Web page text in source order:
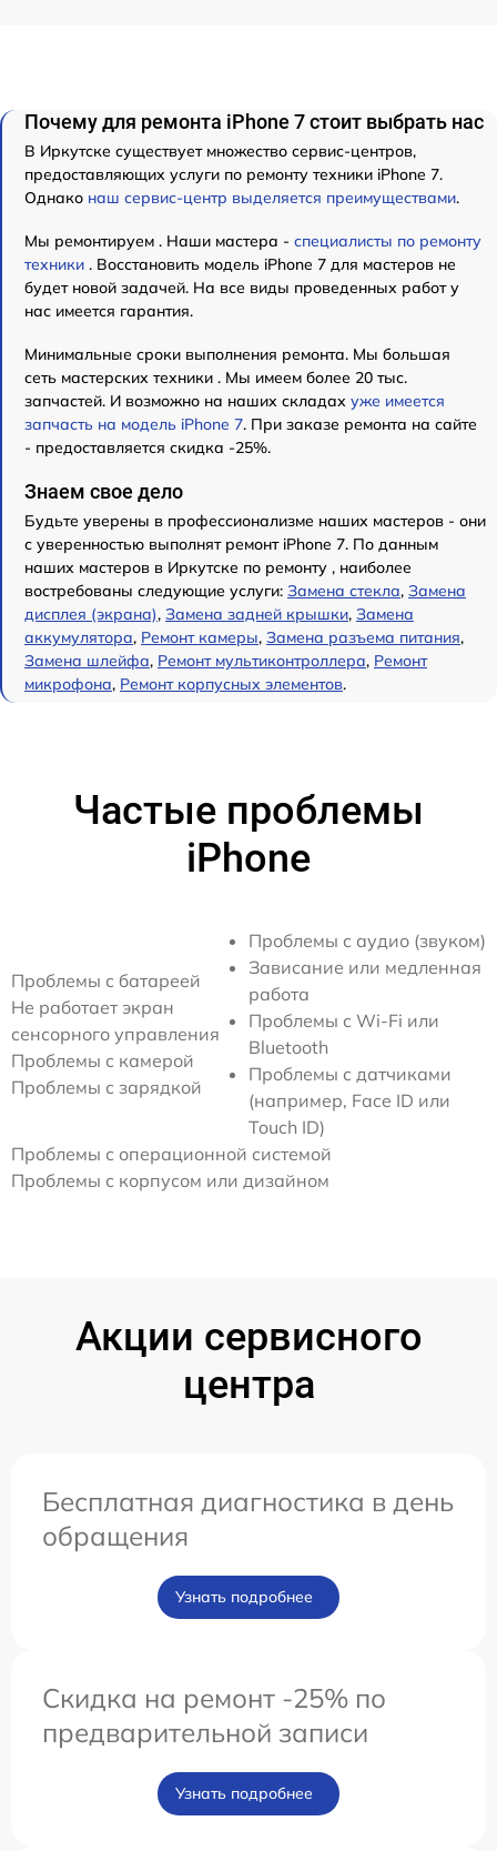
Почему для ремонта iPhone 7 стоит выбрать нас
В Иркутске существует множество сервис-центров,
предоставляющих услуги по ремонту техники iPhone 7.
Однако наш сервис-центр выделяется преимуществами.
Мы ремонтируем . Наши мастера - специалисты по ремонту
техники . Восстановить модель iPhone 7 для мастеров не
будет новой задачей. На все виды проведенных работ у
нас имеется гарантия.
Минимальные сроки выполнения ремонта. Мы большая
сеть мастерских техники . Мы имеем более 20 тыс.
запчастей. И возможно на наших складах уже имеется
запчасть на модель iPhone 7. При заказе ремонта на сайте
- предоставляется скидка -25%.
Знаем свое дело
Будьте уверены в профессионализме наших мастеров - они
с уверенностью выполнят ремонт iPhone 7. По данным
наших мастеров в Иркутске по ремонту , наиболее
востребованы следующие услуги: Замена стекла, Замена
дисплея (экрана), Замена задней крышки, Замена
аккумулятора, Ремонт камеры, Замена разъема питания,
Замена шлейфа, Ремонт мультиконтроллера, Ремонт
микрофона, Ремонт корпусных элементов.
Частые проблемы
iPhone
Проблемы с батареей
Не работает экран
сенсорного управления
Проблемы с камерой
Проблемы с зарядкой
Проблемы с аудио (звуком)
Зависание или медленная
работа
Проблемы с Wi-Fi или
Bluetooth
Проблемы с датчиками
(например, Face ID или
Touch ID)
Проблемы с операционной системой
Проблемы с корпусом или дизайном
Акции сервисного
центра
Бесплатная диагностика в день
обращения
Узнать подробнее
Скидка на ремонт -25% по
предварительной записи
Узнать подробнее